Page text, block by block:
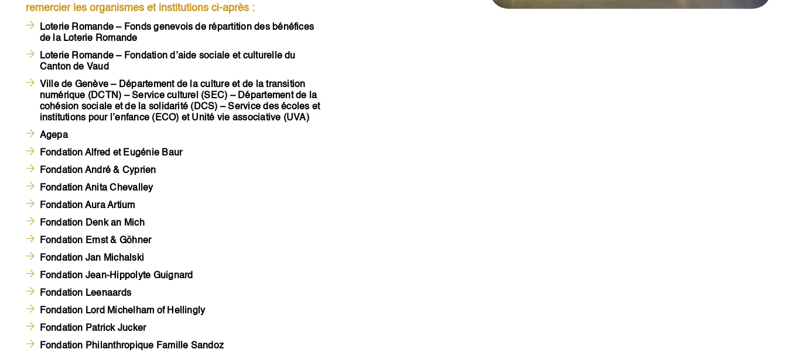
remercier les organismes et institutions ci-après :
Loterie Romande – Fonds genevois de répartition des bénéfices
de la Loterie Romande
Loterie Romande – Fondation d’aide sociale et culturelle du
Canton de Vaud
Ville de Genève – Département de la culture et de la transition
numérique (DCTN) – Service culturel (SEC) – Département de la
cohésion sociale et de la solidarité (DCS) – Service des écoles et
institutions pour l’enfance (ECO) et Unité vie associative (UVA)
Agepa
Fondation Alfred et Eugénie Baur
Fondation André & Cyprien
Fondation Anita Chevalley
Fondation Aura Artium
Fondation Denk an Mich
Fondation Ernst & Göhner
Fondation Jan Michalski
Fondation Jean-Hippolyte Guignard
Fondation Leenaards
Fondation Lord Michelham of Hellingly
Fondation Patrick Jucker
Fondation Philanthropique Famille Sandoz